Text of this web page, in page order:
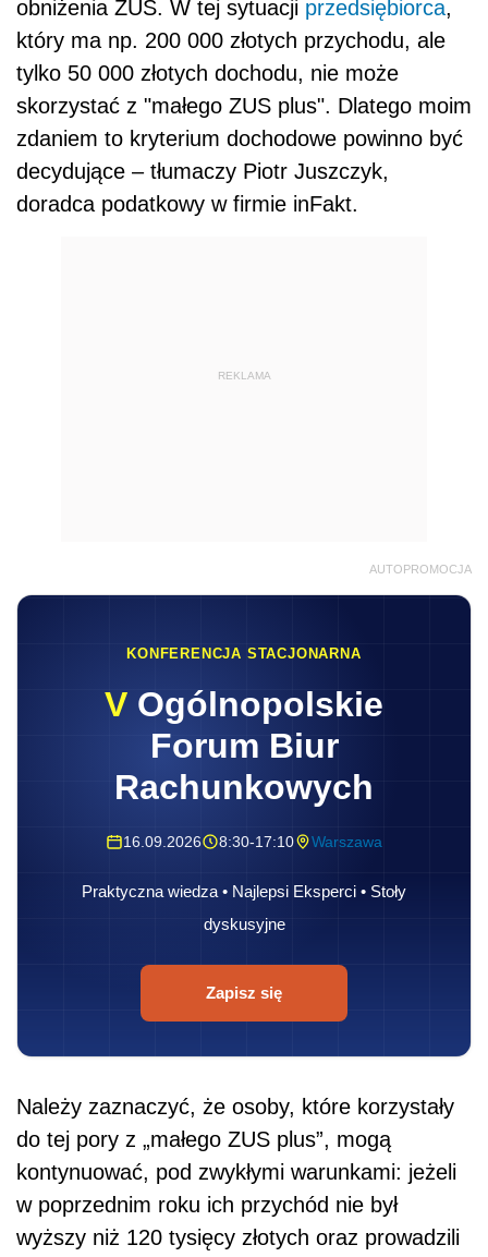
obniżenia ZUS. W tej sytuacji przedsiębiorca,
który ma np. 200 000 złotych przychodu, ale
tylko 50 000 złotych dochodu, nie może
skorzystać z "małego ZUS plus". Dlatego moim
zdaniem to kryterium dochodowe powinno być
decydujące – tłumaczy Piotr Juszczyk,
doradca podatkowy w firmie inFakt.
REKLAMA
AUTOPROMOCJA
KONFERENCJA STACJONARNA
V Ogólnopolskie
Forum Biur
Rachunkowych
16.09.2026 8:30-17:10 Warszawa
Praktyczna wiedza • Najlepsi Eksperci • Stoły
dyskusyjne
Zapisz się
Należy zaznaczyć, że osoby, które korzystały
do tej pory z „małego ZUS plus”, mogą
kontynuować, pod zwykłymi warunkami: jeżeli
w poprzednim roku ich przychód nie był
wyższy niż 120 tysięcy złotych oraz prowadzili